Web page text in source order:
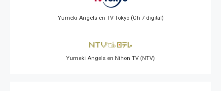
Yumeki Angels en TV Tokyo (Ch 7 digital)
Yumeki Angels en Nihon TV (NTV)